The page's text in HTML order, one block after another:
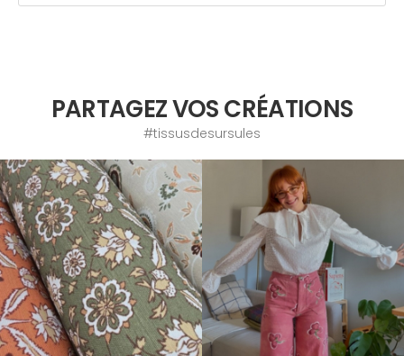
PARTAGEZ VOS CRÉATIONS
#tissusdesursules